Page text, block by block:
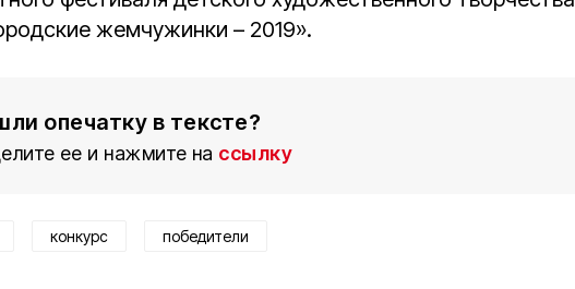
жемчужинки – 2019».
опечатку в тексте?
ее и нажмите на ссылку
конкурс победители